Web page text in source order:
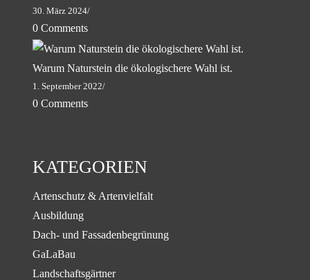
30. März 2024/
0 Comments
Warum Naturstein die ökologischere Wahl ist.
1. September 2022/
0 Comments
KATEGORIEN
Artenschutz & Artenvielfalt
Ausbildung
Dach- und Fassadenbegrünung
GaLaBau
Landschaftsgärtner